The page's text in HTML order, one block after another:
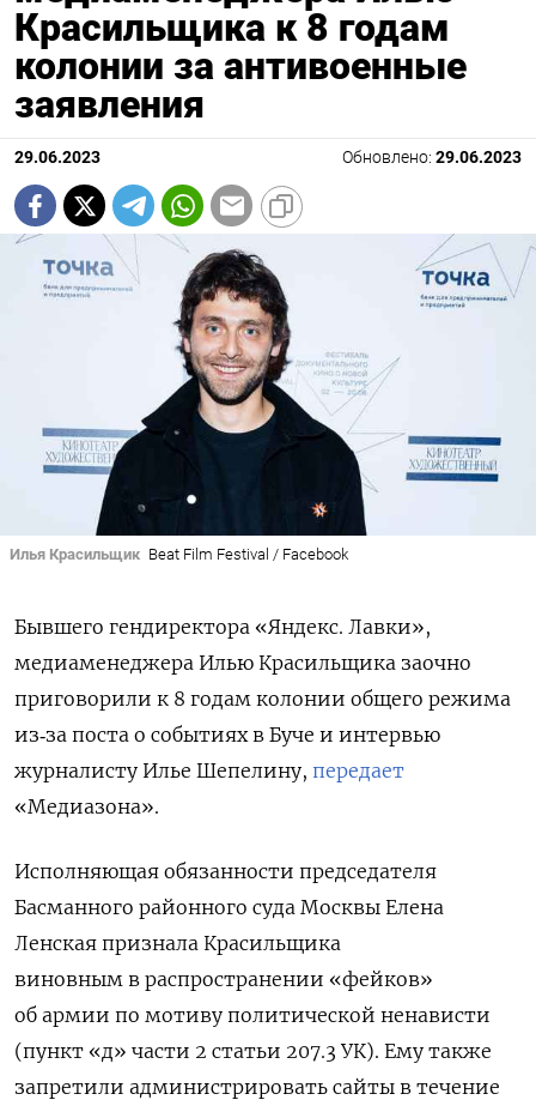
Красильщика к 8 годам
колонии за антивоенные
заявления
29.06.2023 Обновлено: 29.06.2023
Илья Красильщик Beat Film Festival / Facebook
Бывшего гендиректора «Яндекс. Лавки»,
медиаменеджера Илью Красильщика заочно
приговорили к 8 годам колонии общего режима
из‑за поста о событиях в Буче и интервью
журналисту Илье Шепелину, передает
«Медиазона».
Исполняющая обязанности председателя
Басманного районного суда Москвы Елена
Ленская признала Красильщика
виновным в распространении «фейков»
об армии по мотиву политической ненависти
(пункт «д» части 2 статьи 207.3 УК). Ему также
запретили администрировать сайты в течение